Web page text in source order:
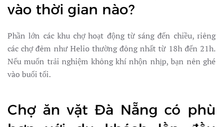
vào thời gian nào?
Phần lớn các khu chợ hoạt động từ sáng đến chiều, riêng
các chợ đêm như Helio thường đông nhất từ 18h đến 21h.
Nếu muốn trải nghiệm không khí nhộn nhịp, bạn nên ghé
vào buổi tối.
Chợ ăn vặt Đà Nẵng có phù